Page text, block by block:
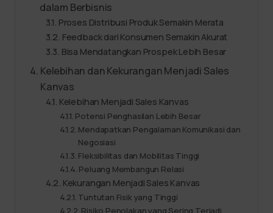
dalam Berbisnis
Proses Distribusi Produk Semakin Merata
Feedback dari Konsumen Semakin Akurat
Bisa Mendatangkan Prospek Lebih Besar
Kelebihan dan Kekurangan Menjadi Sales
Kanvas
Kelebihan Menjadi Sales Kanvas
Potensi Penghasilan Lebih Besar
Mendapatkan Pengalaman Komunikasi dan
Negosiasi
Fleksibilitas dan Mobilitas Tinggi
Peluang Membangun Relasi
Kekurangan Menjadi Sales Kanvas
Tuntutan Fisik yang Tinggi
Risiko Penolakan yang Sering Terjadi